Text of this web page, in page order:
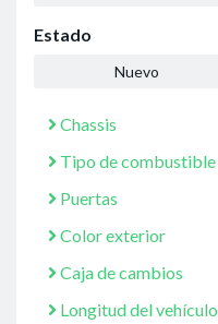
Estado
Nuevo
Chassis
Tipo de combustible
Puertas
Color exterior
Caja de cambios
Longitud del vehículo